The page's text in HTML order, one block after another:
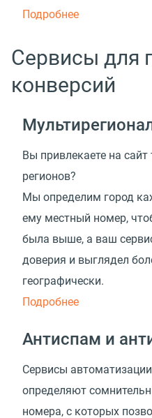
Подробнее
Сервисы для
конверсий
Вы привлекаете на
регионов?
Мы определим город
ему местный номер,
была выше, а ваш
доверия и выглядел
географически.
Подробнее
Антиспам и
Сервисы
определяют
номера, с которых